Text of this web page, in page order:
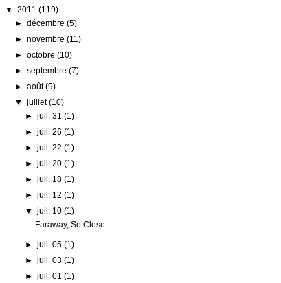
▼ 2011 (119)
►décembre(5)
►novembre(11)
►octobre(10)
►septembre(7)
►août(9)
▼juillet(10)
► juil. 31 (1)
► juil. 26 (1)
► juil. 22 (1)
► juil. 20 (1)
► juil. 18 (1)
► juil. 12 (1)
▼ juil. 10 (1)
Faraway, So Close...
► juil. 05 (1)
► juil. 03 (1)
► juil. 01 (1)